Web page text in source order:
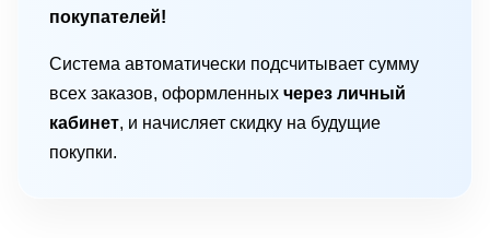
покупателей!
Система автоматически подсчитывает сумму
всех заказов, оформленных через личный
кабинет, и начисляет скидку на будущие
покупки.